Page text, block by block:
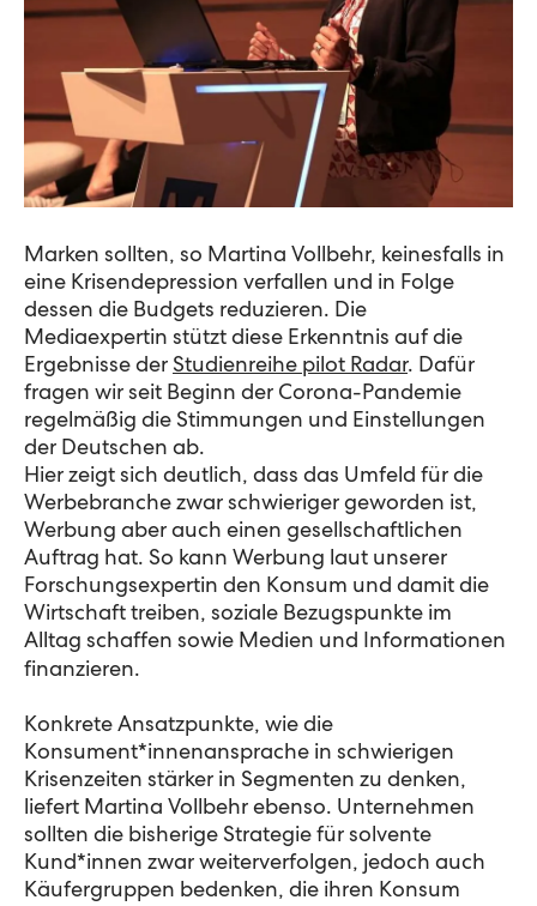
Marken sollten, so Martina Vollbehr, keinesfalls in
eine Krisendepression verfallen und in Folge
dessen die Budgets reduzieren. Die
Mediaexpertin stützt diese Erkenntnis auf die
Ergebnisse der Studienreihe pilot Radar. Dafür
fragen wir seit Beginn der Corona-Pandemie
regelmäßig die Stimmungen und Einstellungen
der Deutschen ab.
Hier zeigt sich deutlich, dass das Umfeld für die
Werbebranche zwar schwieriger geworden ist,
Werbung aber auch einen gesellschaftlichen
Auftrag hat. So kann Werbung laut unserer
Forschungsexpertin den Konsum und damit die
Wirtschaft treiben, soziale Bezugspunkte im
Alltag schaffen sowie Medien und Informationen
finanzieren.
Konkrete Ansatzpunkte, wie die
Konsument*innenansprache in schwierigen
Krisenzeiten stärker in Segmenten zu denken,
liefert Martina Vollbehr ebenso. Unternehmen
sollten die bisherige Strategie für solvente
Kund*innen zwar weiterverfolgen, jedoch auch
Käufergruppen bedenken, die ihren Konsum